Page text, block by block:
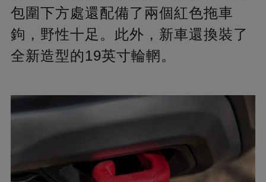
包圍下方處還配備了兩個紅色拖車
鉤，野性十足。此外，新車還換裝了
全新造型的19英寸輪輞。